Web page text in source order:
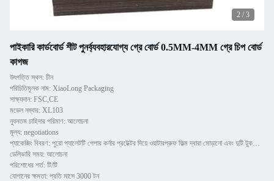
2 / 3
পাইকারি কার্ডবোর্ড শীট পুনর্ব্যবহারযোগ্য গ্রে বোর্ড 0.5MM-4MM গ্রে চিপ বোর্ড
কাগজ
উৎপত্তি স্থল: চীন
পরিচিতিমুলক নাম: XiaoLong Packaging
সাক্ষ্যদান: FSC,CE
মডেল নম্বার: XL103
ন্যূনতম চাহিদার পরিমাণ: আলোচনা
মূল্য: negotiations
প্যাকেজিং বিবরণ: পুরো প্যালেটটি পেপার কর্নার প্রটেক্টর দিয়ে ওয়াটারপ্রুফ ফিল্ম দ্বারা মোড়ানো এবং দুটি টুকরো টিলের স
ডেলিভারি সময়: আলোচনা
পরিশোধের শর্ত: টি/টি
যোগানের ক্ষমতা: প্রতি মাসে 3000 টন